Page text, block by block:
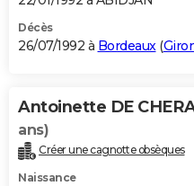
Décès
26/07/1992 à Bordeaux(
Antoinette DE
ans)
Créer une cagnotte obsèques
Naissance